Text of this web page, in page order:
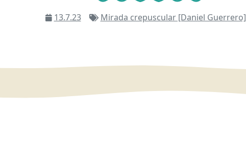
13.7.23 Mirada crepuscular [Daniel Guerrero]